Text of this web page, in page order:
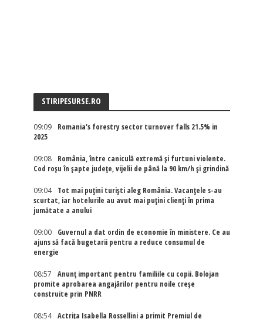
STIRIPESURSE.RO
09:09
Romania's forestry sector turnover falls 21.5% in
2025
09:08
România, între caniculă extremă și furtuni violente.
Cod roșu în șapte județe, vijelii de până la 90 km/h și grindină
09:04
Tot mai puțini turiști aleg România. Vacanțele s-au
scurtat, iar hotelurile au avut mai puțini clienți în prima
jumătate a anului
09:00
Guvernul a dat ordin de economie în ministere. Ce au
ajuns să facă bugetarii pentru a reduce consumul de
energie
08:57
Anunț important pentru familiile cu copii. Bolojan
promite aprobarea angajărilor pentru noile creșe
construite prin PNRR
08:54
Actriţa Isabella Rossellini a primit Premiul de